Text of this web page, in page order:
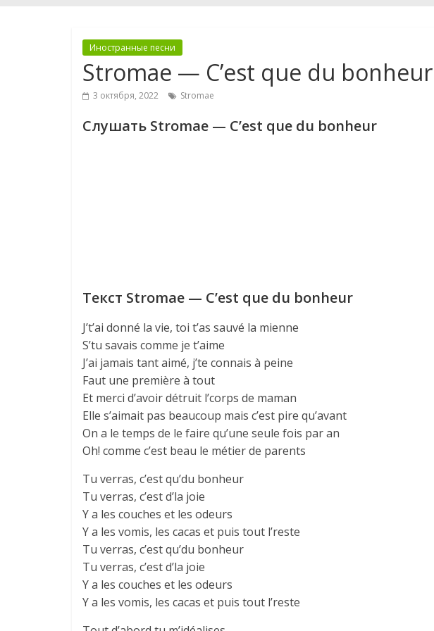
Иностранные песни
Stromae — C’est que du bonheur
3 октября, 2022 Stromae
Слушать Stromae — C’est que du bonheur
Текст Stromae — C’est que du bonheur
J’t’ai donné la vie, toi t’as sauvé la mienne
S’tu savais comme je t’aime
J’ai jamais tant aimé, j’te connais à peine
Faut une première à tout
Et merci d’avoir détruit l’corps de maman
Elle s’aimait pas beaucoup mais c’est pire qu’avant
On a le temps de le faire qu’une seule fois par an
Oh! comme c’est beau le métier de parents
Tu verras, c’est qu’du bonheur
Tu verras, c’est d’la joie
Y a les couches et les odeurs
Y a lеs vomis, les cacas et puis tout l’restе
Tu verras, c’est qu’du bonheur
Tu verras, c’est d’la joie
Y a les couches et les odeurs
Y a les vomis, les cacas et puis tout l’reste